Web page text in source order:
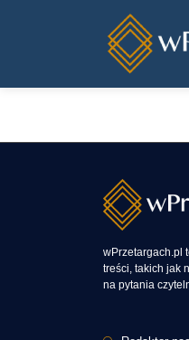
wPrzetargach.pl
treści, takich jak
na pytania